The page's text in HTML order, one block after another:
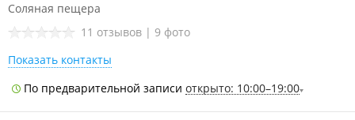
Соляная пещера
11 отзывов | 9 фото
Показать контакты
По предварительной записи открыто: 10:00–19:00